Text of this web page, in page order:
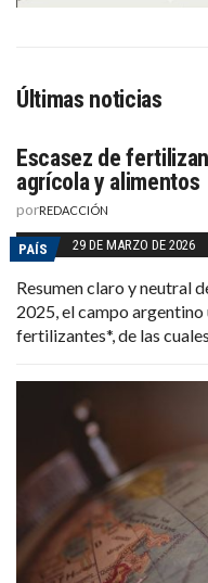
Últimas noticias
Escasez de
agrícola y alimentos
porREDACCIÓN
PAÍS 29 DE MARZO DE 2026
Resumen claro y neutral
2025, el campo
fertilizantes*, de las